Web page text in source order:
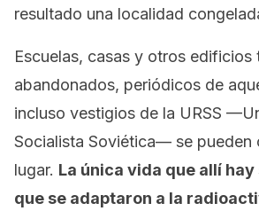
resultado una localidad
Escuelas, casas y otros edificios
abandonados, periódicos de
incluso vestigios de la URSS
Socialista Soviética— se pueden
lugar. La única vida que allí
que se adaptaron a la